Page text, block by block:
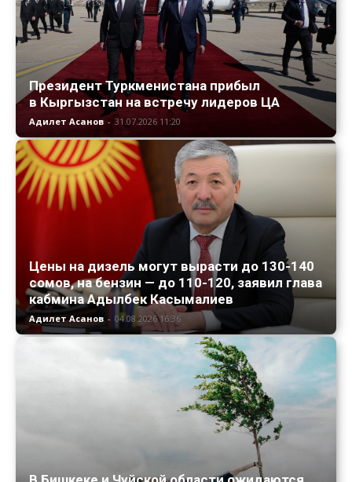
Президент Туркменистана прибыл
в Кыргызстан на встречу лидеров ЦА
Адилет Асанов - 31.07.2026 11:20
Цены на дизель могут вырасти до 130-140
сомов, на бензин — до 110-120, заявил глава
кабмина Адылбек Касымалиев
Адилет Асанов - 04.08.2026 16:36